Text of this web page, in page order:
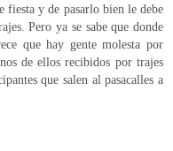
fiesta y de pasarlo bien le debe
Pero ya se sabe que donde
que hay gente molesta por
de ellos recibidos por trajes
que salen al pasacalles a